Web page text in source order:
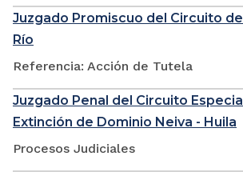
Juzgado Promiscuo del Circuito
Río
Referencia: Acción de Tutela
Juzgado Penal del Circuito
Extinción de Dominio Neiva - Huila
Procesos Judiciales